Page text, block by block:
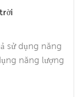
sử dụng năng
năng lượng
thành phần